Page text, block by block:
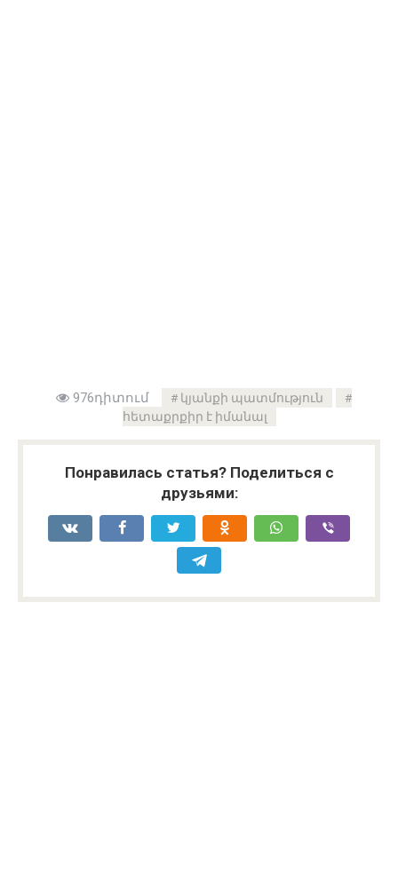
976դիտում
կյանքի պատմություն
հետաքրքիր է իմանալ
Понравилась статья? Поделиться с
друзьями: